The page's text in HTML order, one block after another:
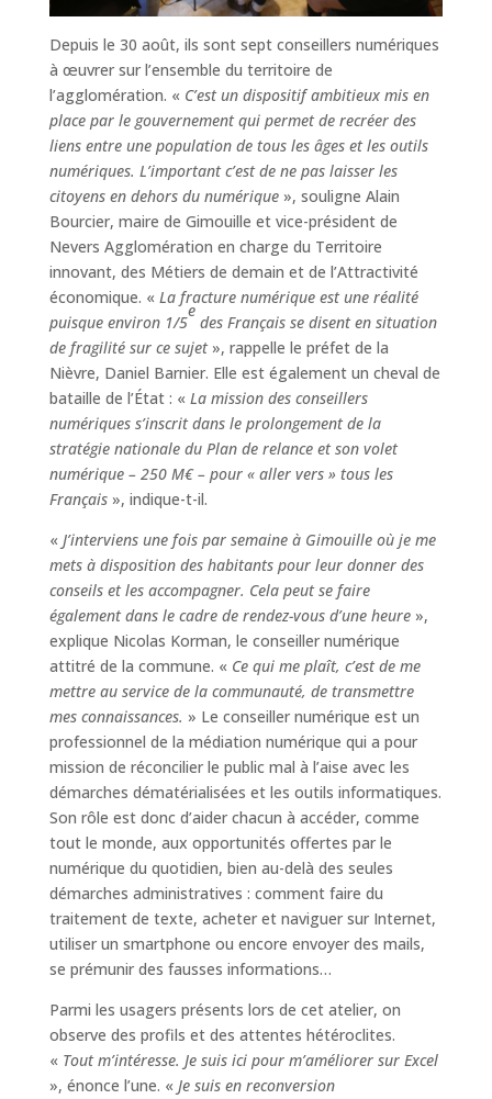
Depuis le 30 août, ils sont sept conseillers numériques
à œuvrer sur l’ensemble du territoire de
l’agglomération. « C’est un dispositif ambitieux mis en
place par le gouvernement qui permet de recréer des
liens entre une population de tous les âges et les outils
numériques. L’important c’est de ne pas laisser les
citoyens en dehors du numérique», souligne Alain
Bourcier, maire de Gimouille et vice-président de
Nevers Agglomération en charge du Territoire
innovant, des Métiers de demain et de l’Attractivité
économique. « La fracture numérique est une réalité
puisque environ 1/5
e
des Français se disent en situation
de fragilité sur ce sujet», rappelle le préfet de la
Nièvre, Daniel Barnier. Elle est également un cheval de
bataille de l’État : « La mission des conseillers
numériques s’inscrit dans le prolongement de la
stratégie nationale du Plan de relance et son volet
numérique – 250 M€ – pour « aller vers » tous les
Français», indique-t-il.
« J’interviens une fois par semaine à Gimouille où je me
mets à disposition des habitants pour leur donner des
conseils et les accompagner. Cela peut se faire
également dans le cadre de rendez-vous d’une heure»,
explique Nicolas Korman, le conseiller numérique
attitré de la commune. « Ce qui me plaît, c’est de me
mettre au service de la communauté, de transmettre
mes connaissances. » Le conseiller numérique est un
professionnel de la médiation numérique qui a pour
mission de réconcilier le public mal à l’aise avec les
démarches dématérialisées et les outils informatiques.
Son rôle est donc d’aider chacun à accéder, comme
tout le monde, aux opportunités offertes par le
numérique du quotidien, bien au-delà des seules
démarches administratives : comment faire du
traitement de texte, acheter et naviguer sur Internet,
utiliser un smartphone ou encore envoyer des mails,
se prémunir des fausses informations…
Parmi les usagers présents lors de cet atelier, on
observe des profils et des attentes hétéroclites.
« Tout m’intéresse. Je suis ici pour m’améliorer sur Excel
», énonce l’une. « Je suis en reconversion